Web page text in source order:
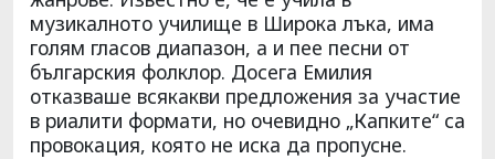
музикалното училище в Широка лъка, има
голям гласов диапазон, а и пее песни от
българския фолклор. Досега Емилия
отказваше всякакви предложения за участие
в риалити формати, но очевидно „Капките“ са
провокация, която не иска да пропусне.